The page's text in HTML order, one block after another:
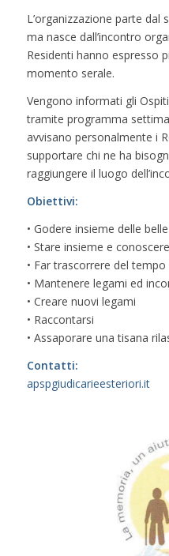
L’organizzazione parte dal
ma nasce dall’incontro
Residenti hanno espresso
momento serale.
Vengono informati gli
tramite programma
avvisano personalmente i
supportare chi ne ha
raggiungere il luogo
Obiettivi:
• Godere insieme delle
• Stare insieme e
• Far trascorrere del
• Mantenere legami ed
• Creare nuovi legami
• Raccontarsi
• Assaporare una tisana
Contatti:
apspgiudicarieesteriori.it